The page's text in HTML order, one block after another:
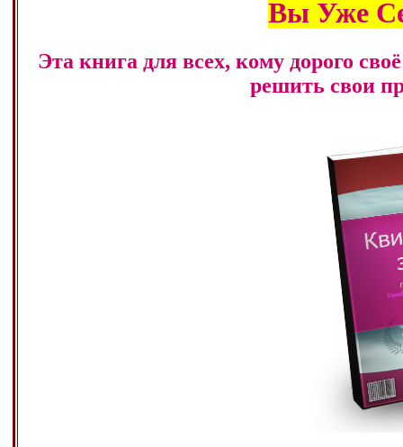
Вы Уже
Эта книга для всех, кому дорого
решить свои